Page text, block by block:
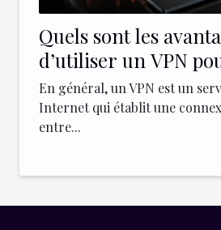
Quels sont les
d’utiliser un VPN
entreprises ?
En général, un VPN est un
Internet qui établit une
entre...